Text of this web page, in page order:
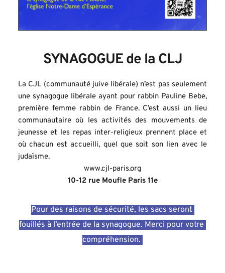
SYNAGOGUE de la CLJ
La CJL (communauté juive libérale) n’est pas seulement
une synagogue libérale ayant pour rabbin Pauline Bebe,
première femme rabbin de France. C’est aussi un lieu
communautaire où les activités des mouvements de
jeunesse et les repas inter-religieux prennent place et
où chacun est accueilli, quel que soit son lien avec le
judaïsme.
www.cjl-paris.org
10-12 rue Moufle Paris 11e
Pour des raisons de sécurité, les sacs seront
fouillés à l’entrée de la synagogue. Merci pour votre
compréhension.